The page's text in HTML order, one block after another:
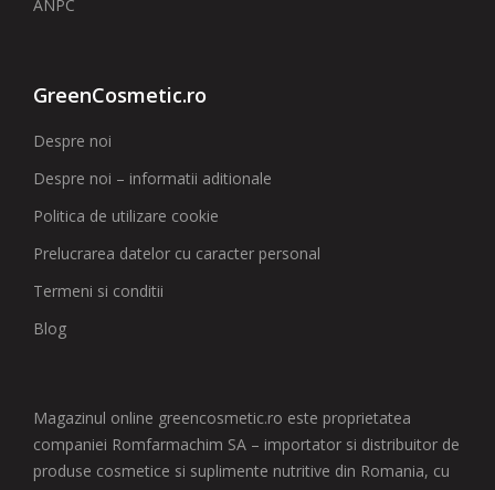
ANPC
GreenCosmetic.ro
Despre noi
Despre noi – informatii aditionale
Politica de utilizare cookie
Prelucrarea datelor cu caracter personal
Termeni si conditii
Blog
Magazinul online greencosmetic.ro este proprietatea
companiei Romfarmachim SA – importator si distribuitor de
produse cosmetice si suplimente nutritive din Romania, cu